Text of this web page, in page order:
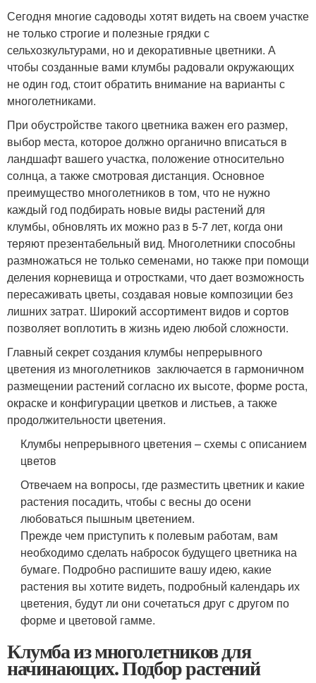
Сегодня многие садоводы хотят видеть на своем участке
не только строгие и полезные грядки с
сельхозкультурами, но и декоративные цветники. А
чтобы созданные вами клумбы радовали окружающих
не один год, стоит обратить внимание на варианты с
многолетниками.
При обустройстве такого цветника важен его размер,
выбор места, которое должно органично вписаться в
ландшафт вашего участка, положение относительно
солнца, а также смотровая дистанция. Основное
преимущество многолетников в том, что не нужно
каждый год подбирать новые виды растений для
клумбы, обновлять их можно раз в 5-7 лет, когда они
теряют презентабельный вид. Многолетники способны
размножаться не только семенами, но также при помощи
деления корневища и отростками, что дает возможность
пересаживать цветы, создавая новые композиции без
лишних затрат. Широкий ассортимент видов и сортов
позволяет воплотить в жизнь идею любой сложности.
Главный секрет создания клумбы непрерывного
цветения из многолетников заключается в гармоничном
размещении растений согласно их высоте, форме роста,
окраске и конфигурации цветков и листьев, а также
продолжительности цветения.
Клумбы непрерывного цветения – схемы с описанием
цветов
Отвечаем на вопросы, где разместить цветник и какие
растения посадить, чтобы с весны до осени
любоваться пышным цветением.
Прежде чем приступить к полевым работам, вам
необходимо сделать набросок будущего цветника на
бумаге. Подробно распишите вашу идею, какие
растения вы хотите видеть, подробный календарь их
цветения, будут ли они сочетаться друг с другом по
форме и цветовой гамме.
Клумба из многолетников для
начинающих. Подбор растений